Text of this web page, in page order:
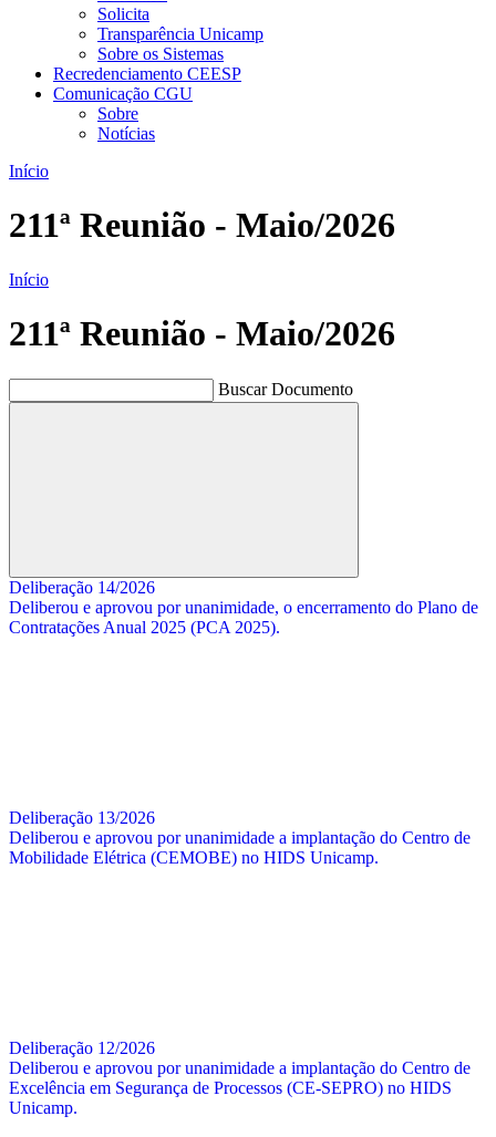
Solicita
Transparência Unicamp
Sobre os Sistemas
Recredenciamento CEESP
Comunicação CGU
Sobre
Notícias
Início
211ª Reunião - Maio/2026
Início
211ª Reunião - Maio/2026
Buscar Documento
Buscar
Deliberação 14/2026
Deliberou e aprovou por unanimidade, o encerramento do Plano de
Contratações Anual 2025 (PCA 2025).
Deliberação 13/2026
Deliberou e aprovou por unanimidade a implantação do Centro de
Mobilidade Elétrica (CEMOBE) no HIDS Unicamp.
Deliberação 12/2026
Deliberou e aprovou por unanimidade a implantação do Centro de
Excelência em Segurança de Processos (CE-SEPRO) no HIDS
Unicamp.